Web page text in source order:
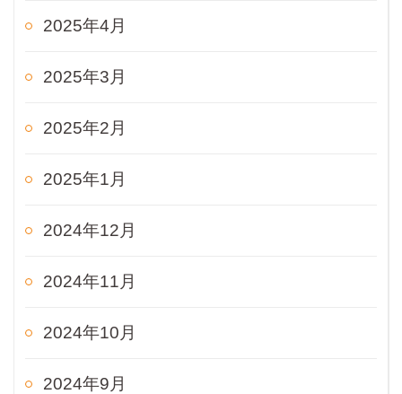
2025年4月
2025年3月
2025年2月
2025年1月
2024年12月
2024年11月
2024年10月
2024年9月